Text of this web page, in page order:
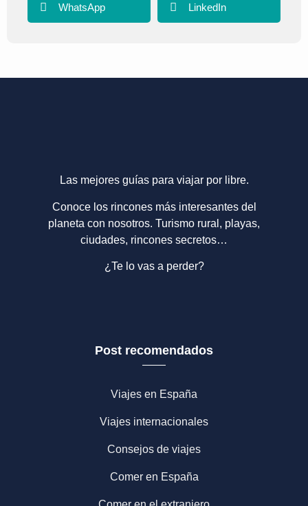
WhatsApp LinkedIn
Las mejores guías para viajar por libre.
Conoce los rincones más interesantes del
planeta con nosotros. Turismo rural, playas,
ciudades, rincones secretos…
¿Te lo vas a perder?
Post recomendados
Viajes en España
Viajes internacionales
Consejos de viajes
Comer en España